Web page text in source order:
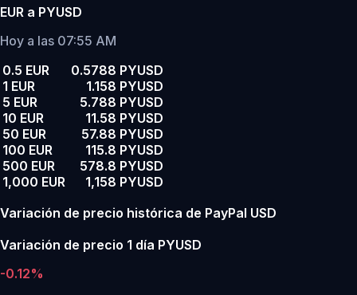
EUR a PYUSD
Hoy a las 07:55 AM
0.5 EUR
0.5788 PYUSD
1 EUR
1.158 PYUSD
5 EUR
5.788 PYUSD
10 EUR
11.58 PYUSD
50 EUR
57.88 PYUSD
100 EUR
115.8 PYUSD
500 EUR
578.8 PYUSD
1,000 EUR
1,158 PYUSD
Variación de precio histórica de PayPal USD
Variación de precio 1 día PYUSD
-0.12%